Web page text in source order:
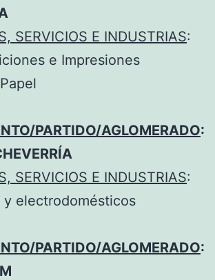
SERVICIOS E INDUSTRIAS:
e Impresiones
PARTIDO/AGLOMERADO:
SERVICIOS E INDUSTRIAS:
y electrodomésticos
PARTIDO/AGLOMERADO: